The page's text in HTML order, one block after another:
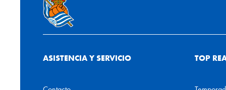
ASISTENCIA Y SERVICIO TOP